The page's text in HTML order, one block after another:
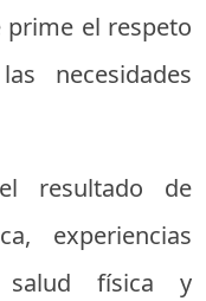
el respeto
necesidades
resultado de
experiencias
salud física y